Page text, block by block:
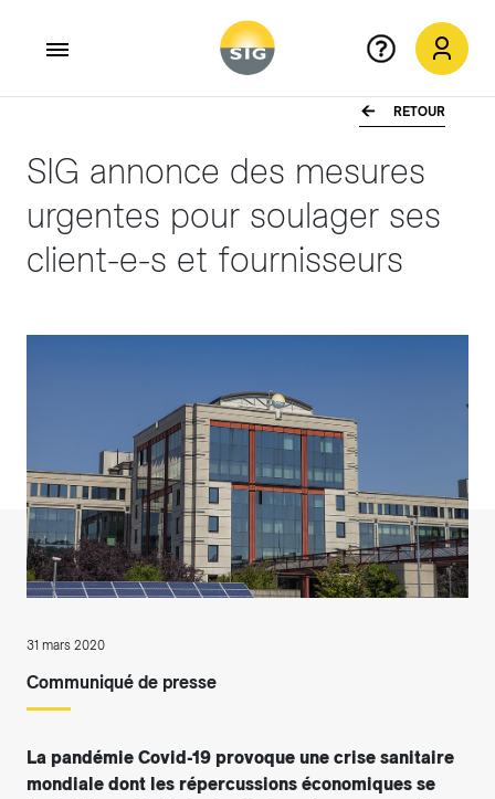
RETOUR
SIG annonce des mesures
urgentes pour soulager ses
client-e-s et fournisseurs
31 mars 2020
Communiqué de presse
La pandémie Covid-19 provoque une crise sanitaire
mondiale dont les répercussions économiques se